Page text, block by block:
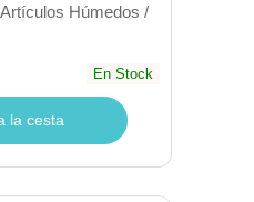
Húmedos /
En Stock
la cesta